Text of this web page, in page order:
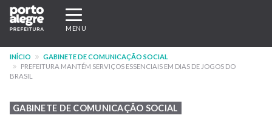
Pular
para
conteúdo
principal
Expandir/recolher
navegação
MENU
INÍCIO
GABINETE DE COMUNICAÇÃO SOCIAL
PREFEITURA MANTÉM SERVIÇOS ESSENCIAIS EM DIAS DE JOGOS DO
BRASIL
GABINETE DE COMUNICAÇÃO SOCIAL